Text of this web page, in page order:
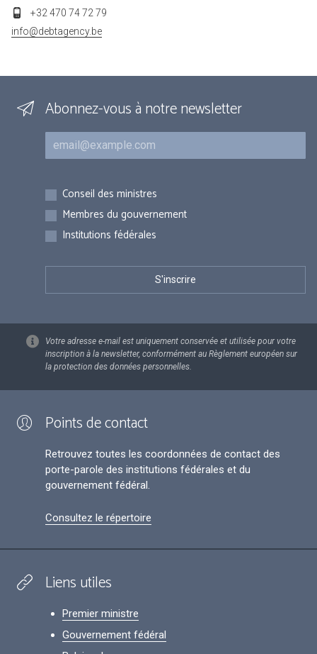
+32 470 74 72 79
info@debtagency.be
Abonnez-vous à notre newsletter
Courriel
Inscriptions
Conseil des ministres
Membres du gouvernement
Institutions fédérales
Votre adresse e-mail est uniquement conservée et utilisée pour votre
inscription à la newsletter, conformément au Règlement européen sur
la protection des données personnelles.
Points de contact
Retrouvez toutes les coordonnées de contact des
porte-parole des institutions fédérales et du
gouvernement fédéral.
Consultez le répertoire
Liens utiles
Premier ministre
Gouvernement fédéral